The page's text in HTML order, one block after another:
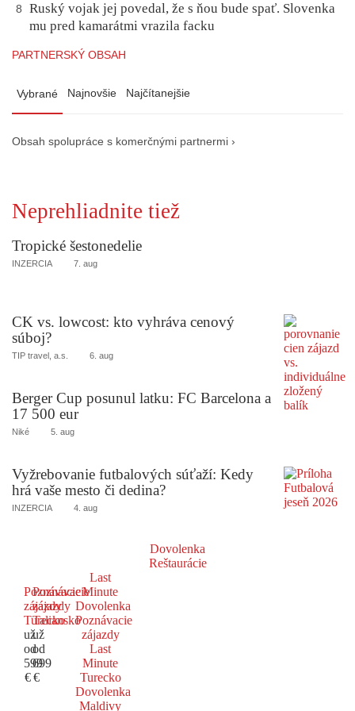
8
Ruský vojak jej povedal, že s ňou bude spať. Slovenka
mu pred kamarátmi vrazila facku
PARTNERSKÝ OBSAH
Vybrané Najnovšie Najčítanejšie
Obsah spolupráce s komerčnými partnermi ›
Neprehliadnite tiež
Tropické šestonedelie
INZERCIA 7. aug
CK vs. lowcost: kto vyhráva cenový
súboj?
TIP travel, a.s. 6. aug
Berger Cup posunul latku: FC Barcelona a
17 500 eur
Niké 5. aug
Vyžrebovanie futbalových súťaží: Kedy
hrá vaše mesto či dedina?
INZERCIA 4. aug
Dovolenka
Reštaurácie
Poznávacie
zájazdy
Turecko
už
od
599
€
Poznávacie
zájazdy
Taliansko
už
od
699
€
Last
Minute
Dovolenka
Poznávacie
zájazdy
Last
Minute
Turecko
Dovolenka
Maldivy